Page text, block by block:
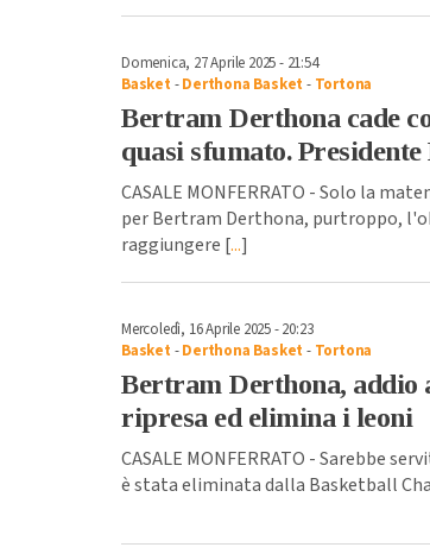
Domenica, 27 Aprile 2025 - 21:54
Basket -Derthona Basket - Tortona
Bertram Derthona cade
quasi sfumato.
CASALE MONFERRATO - Solo la
per Bertram Derthona, purtroppo,
raggiungere [...]
Mercoledì, 16 Aprile 2025 - 20:23
Basket -Derthona Basket - Tortona
Bertram Derthona, addio
ripresa ed elimina i leoni
CASALE MONFERRATO - Sarebbe
è stata eliminata dalla Basketball